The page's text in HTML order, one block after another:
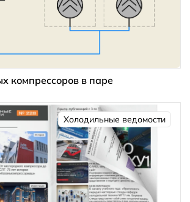
компрессоров в паре
Холодильные ведомости